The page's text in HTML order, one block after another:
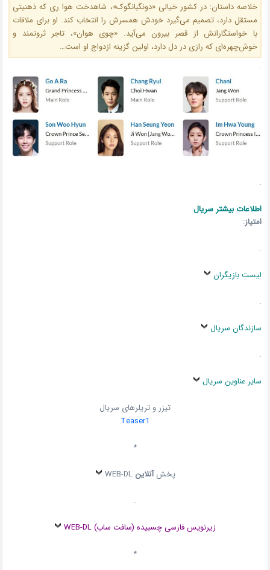
خلاصه داستان: در کشور خیالی «دونگبانگوک»، شاهدخت هوا ری که ذهنیتی
مستقل دارد، تصمیم می‌گیرد خودش همسرش را انتخاب کند. او برای ملاقات
با خواستگارانش از قصر بیرون می‌آید. «چوی هوان»، تاجر ثروتمند و
خوش‌چهره‌ای که رازی در دل دارد، اولین گزینه ازدواج او است…
.
.
اطلاعات بیشتر سریال
امتیاز:
.
لیست بازیگران
.
سازندگان سریال
.
سایر عناوین سریال
تیزر و تریلرهای سریال
Teaser1
*
پخشآنلاین WEB-DL
.
زیرنویس فارسی چسبیده (سافت ساب) WEB-DL
*